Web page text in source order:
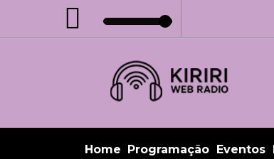
Home Programação Eventos